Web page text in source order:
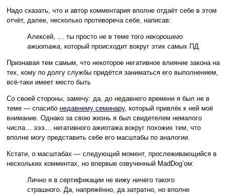
Надо сказать, что и автор комментария вполне отдаёт себе в этом
отчёт, далее, несколько противореча себе, написав:
Алексей, … ты просто не в теме того нехорошего
ажиотажа, который происходит вокруг этих самых ПД.
Признавая тем самым, что некоторое негативное влияние закона на
тех, кому по долгу службы придётся заниматься его выполнением,
всё-таки имеет место быть
Со своей стороны, замечу: да, до недавнего времени я был не в
теме — спасибо недавнему семинару, который привлёк к ней моё
внимание. Однако за свою жизнь я был свидетелем немалого
числа… эээ… негативного ажиотажа вокруг похожих тем, что
вполне могу представить себе его масштабы по аналогии.
Кстати, о масштабах — следующий момент, прослеживающийся в
нескольких комментах, но впервые озвученный MadDog’ом:
Лично я в сертификации не вижу ничего такого
страшного. Да, напряжённо, да затратно, но вполне